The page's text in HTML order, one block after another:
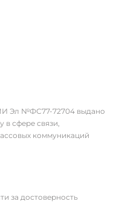
Эл №ФС77-72704 выдано
в сфере связи,
коммуникаций
за достоверность